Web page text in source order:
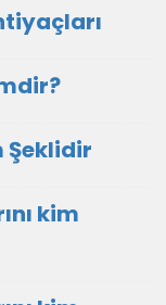
Şeklidir
kim